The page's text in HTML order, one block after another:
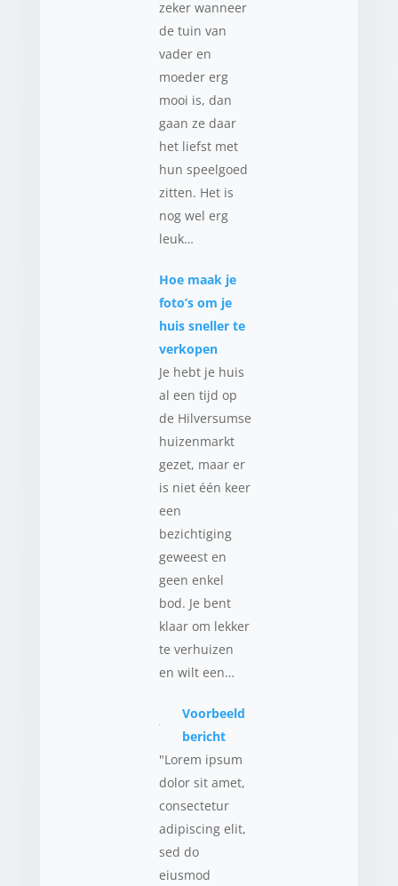
zeker wanneer
de tuin van
vader en
moeder erg
mooi is, dan
gaan ze daar
het liefst met
hun speelgoed
zitten. Het is
nog wel erg
leuk…
Hoe maak je
foto’s om je
huis sneller te
verkopen
Je hebt je huis
al een tijd op
de Hilversumse
huizenmarkt
gezet, maar er
is niet één keer
een
bezichtiging
geweest en
geen enkel
bod. Je bent
klaar om lekker
te verhuizen
en wilt een…
Voorbeeld
bericht
"Lorem ipsum
dolor sit amet,
consectetur
adipiscing elit,
sed do
eiusmod